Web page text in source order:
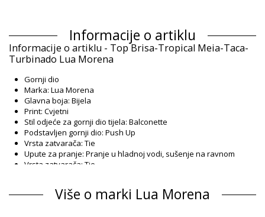
Informacije o artiklu
Informacije o artiklu - Top Brisa-Tropical Meia-Taca-
Turbinado Lua Morena
Gornji dio
Marka: Lua Morena
Glavna boja: Bijela
Print: Cvjetni
Stil odjeće za gornji dio tijela: Balconette
Podstavljen gornji dio: Push Up
Vrsta zatvarača: Tie
Upute za pranje: Pranje u hladnoj vodi, sušenje na ravnom
Vrsta zatvarača: Tie
Gornji dio Bijela Lua Morena
Više o marki Lua Morena